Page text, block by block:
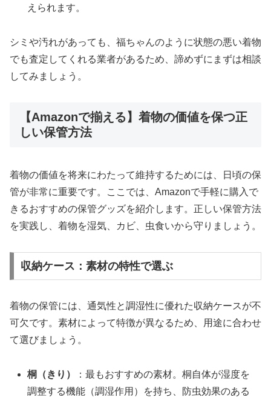
えられます。
シミや汚れがあっても、福ちゃんのように状態の悪い着物
でも査定してくれる業者があるため、諦めずにまずは相談
してみましょう。
【Amazonで揃える】着物の価値を保つ正
しい保管方法
着物の価値を将来にわたって維持するためには、日頃の保
管が非常に重要です。ここでは、Amazonで手軽に購入で
きるおすすめの保管グッズを紹介します。正しい保管方法
を実践し、着物を湿気、カビ、虫食いから守りましょう。
収納ケース：素材の特性で選ぶ
着物の保管には、通気性と調湿性に優れた収納ケースが不
可欠です。素材によって特徴が異なるため、用途に合わせ
て選びましょう。
桐（きり）
：最もおすすめの素材。桐自体が湿度を
調整する機能（調湿作用）を持ち、防虫効果のある